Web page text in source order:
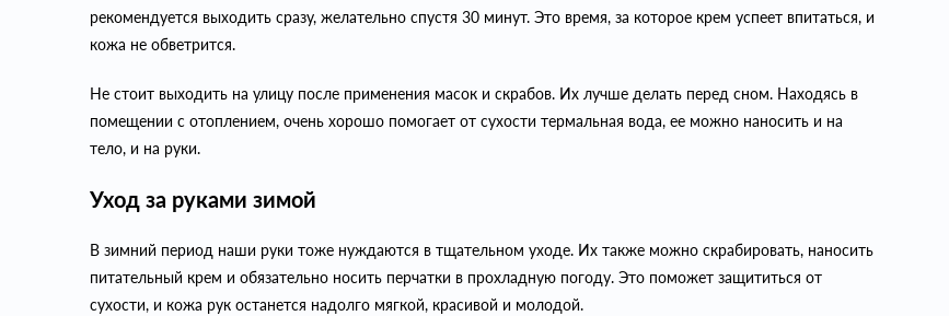
рекомендуется выходить сразу, желательно спустя 30 минут. Это время, за которое крем успеет впитаться, и
кожа не обветрится.
Не стоит выходить на улицу после применения масок и скрабов. Их лучше делать перед сном. Находясь в
помещении с отоплением, очень хорошо помогает от сухости термальная вода, ее можно наносить и на
тело, и на руки.
Уход за руками зимой
В зимний период наши руки тоже нуждаются в тщательном уходе. Их также можно скрабировать, наносить
питательный крем и обязательно носить перчатки в прохладную погоду. Это поможет защититься от
сухости, и кожа рук останется надолго мягкой, красивой и молодой.